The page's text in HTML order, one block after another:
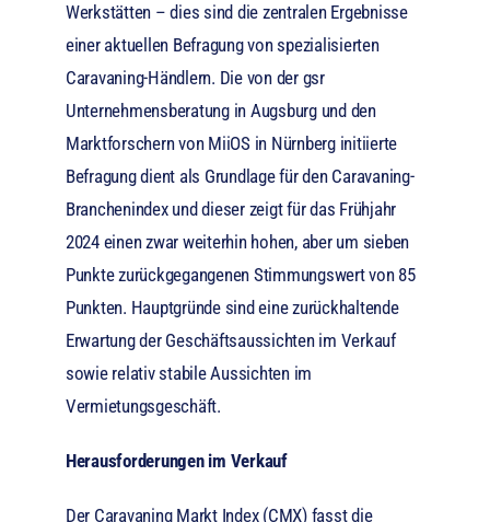
Werkstätten – dies sind die zentralen Ergebnisse
einer aktuellen Befragung von spezialisierten
Caravaning-Händlern. Die von der gsr
Unternehmensberatung in Augsburg und den
Marktforschern von MiiOS in Nürnberg initiierte
Befragung dient als Grundlage für den Caravaning-
Branchenindex und dieser zeigt für das Frühjahr
2024 einen zwar weiterhin hohen, aber um sieben
Punkte zurückgegangenen Stimmungswert von 85
Punkten. Hauptgründe sind eine zurückhaltende
Erwartung der Geschäftsaussichten im Verkauf
sowie relativ stabile Aussichten im
Vermietungsgeschäft.
Herausforderungen im Verkauf
Der Caravaning Markt Index (CMX) fasst die